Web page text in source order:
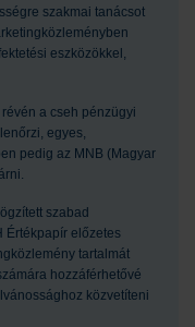
szakmai tanácsot
eszközökkel,
a cseh pénzügyi
egyes,
pedig az MNB (Magyar
szabad
Értékpapír előzetes
tartalmát
hozzáférhetővé
közvetíteni